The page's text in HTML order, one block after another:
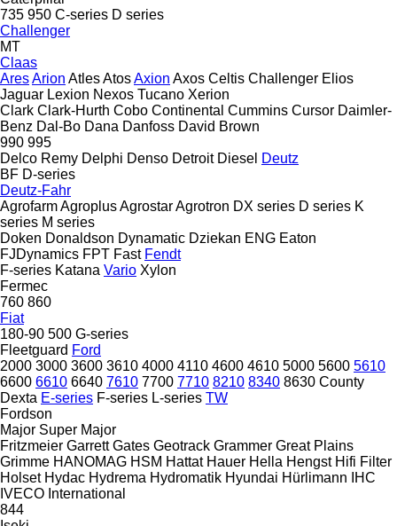
735 950 C-series D series
Challenger
MT
Claas
AresArion AtlesAtosAxion Axos Celtis Challenger Elios
Jaguar Lexion Nexos Tucano Xerion
Clark Clark-Hurth Cobo Continental Cummins Cursor Daimler-
Benz Dal-Bo Dana Danfoss David Brown
990 995
Delco Remy Delphi Denso Detroit Diesel Deutz
BF D-series
Deutz-Fahr
AgrofarmAgroplusAgrostarAgrotron DX series D series K
series M series
Doken Donaldson Dynamatic Dziekan ENG Eaton
FJDynamics FPT Fast Fendt
F-series Katana Vario Xylon
Fermec
760 860
Fiat
180-90 500 G-series
Fleetguard Ford
2000 3000 3600 3610 4000 4110 4600 4610 5000 5600 5610
6600 6610 6640 7610 7700 7710 8210 8340 8630 County
Dexta E-series F-series L-series TW
Fordson
Major Super Major
Fritzmeier Garrett Gates Geotrack Grammer Great Plains
Grimme HANOMAG HSM Hattat Hauer Hella Hengst Hifi Filter
Holset Hydac Hydrema Hydromatik Hyundai Hürlimann
IHC
IVECO International
844